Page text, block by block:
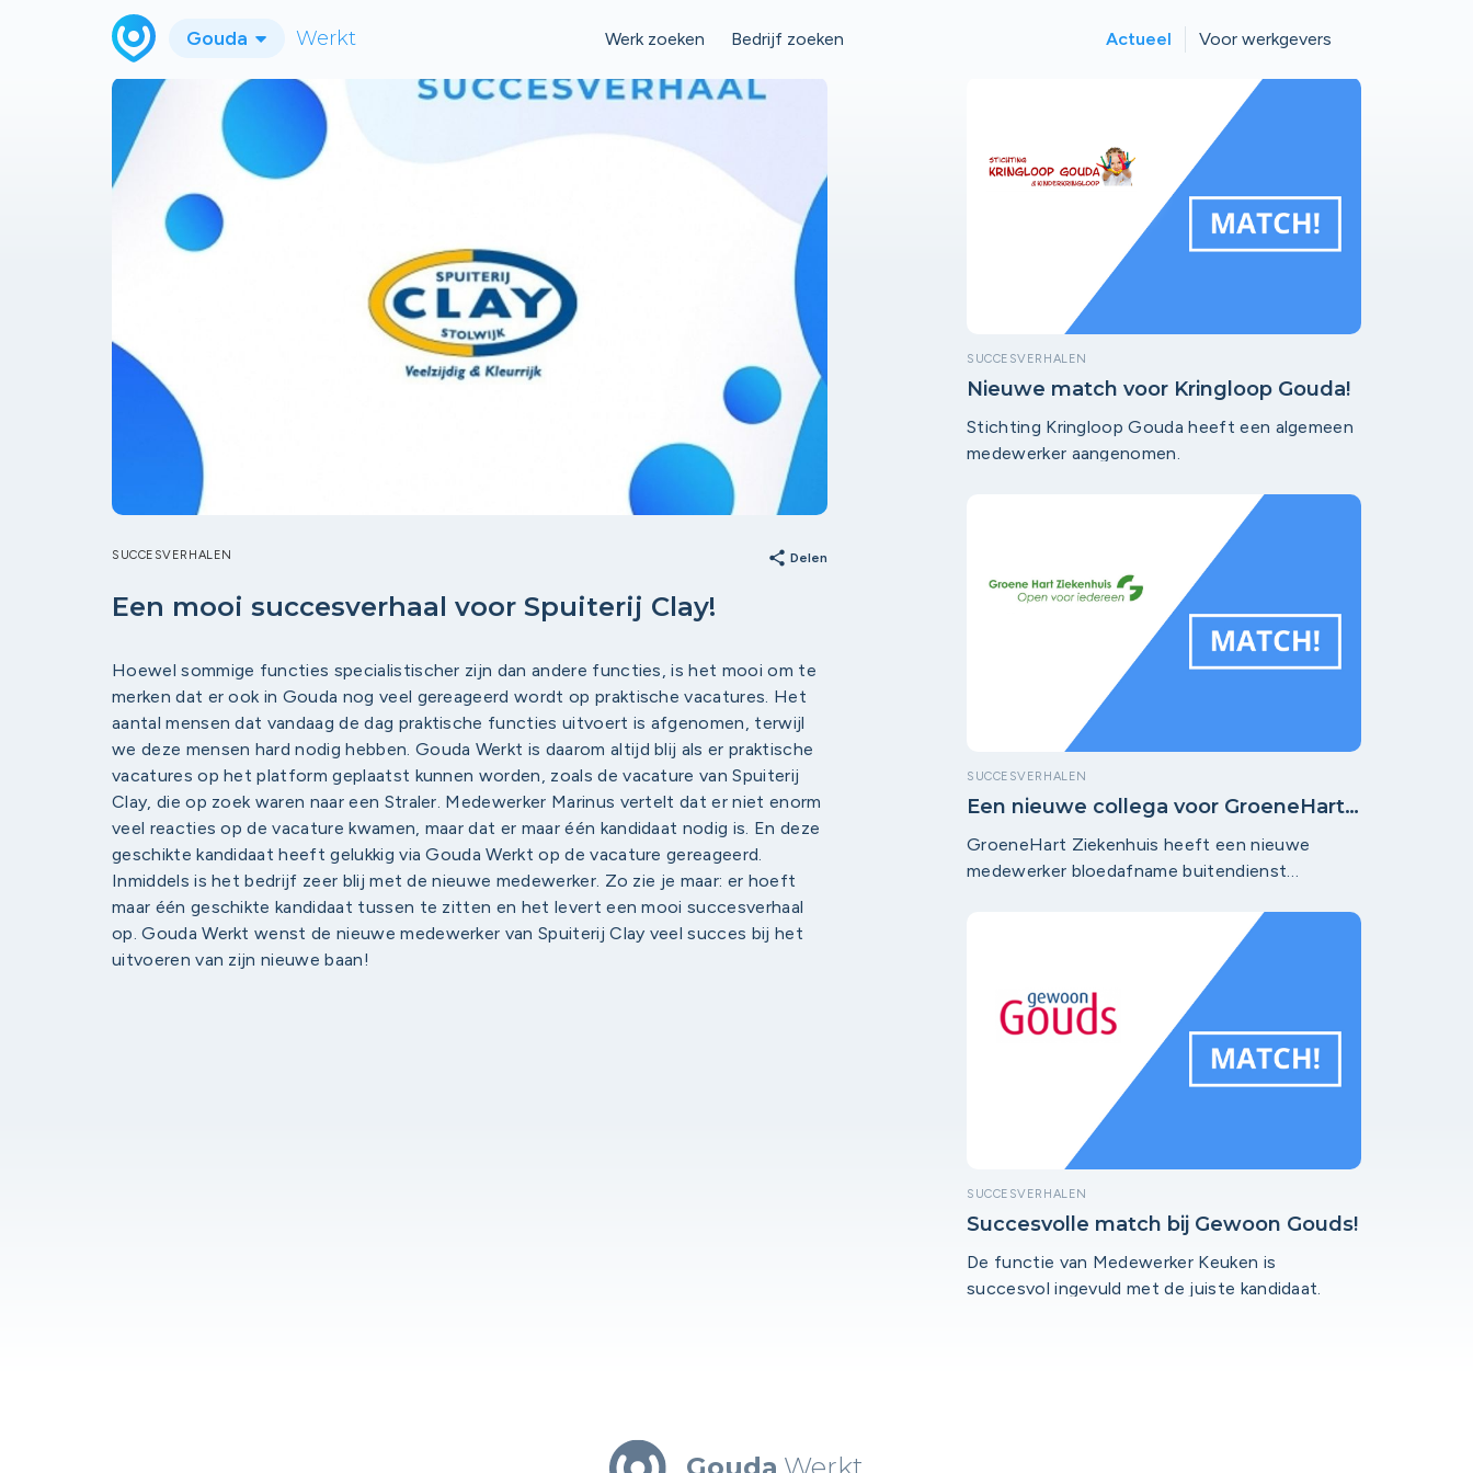
Gouda Werkt Werk zoeken Bedrijf zoeken Actueel Voor werkgevers
SUCCESVERHALEN share Delen
Een mooi succesverhaal voor Spuiterij Clay!
Hoewel sommige functies specialistischer zijn dan andere functies, is het mooi om te
merken dat er ook in Gouda nog veel gereageerd wordt op praktische vacatures. Het
aantal mensen dat vandaag de dag praktische functies uitvoert is afgenomen, terwijl
we deze mensen hard nodig hebben. Gouda Werkt is daarom altijd blij als er praktische
vacatures op het platform geplaatst kunnen worden, zoals de vacature van Spuiterij
Clay, die op zoek waren naar een Straler. Medewerker Marinus vertelt dat er niet enorm
veel reacties op de vacature kwamen, maar dat er maar één kandidaat nodig is. En deze
geschikte kandidaat heeft gelukkig via Gouda Werkt op de vacature gereageerd.
Inmiddels is het bedrijf zeer blij met de nieuwe medewerker. Zo zie je maar: er hoeft
maar één geschikte kandidaat tussen te zitten en het levert een mooi succesverhaal
op. Gouda Werkt wenst de nieuwe medewerker van Spuiterij Clay veel succes bij het
uitvoeren van zijn nieuwe baan!
SUCCESVERHALEN
Nieuwe match voor Kringloop Gouda!
Stichting Kringloop Gouda heeft een algemeen
medewerker aangenomen.
SUCCESVERHALEN
Een nieuwe collega voor GroeneHart
GroeneHart Ziekenhuis heeft een nieuwe
medewerker bloedafname buitendienst
SUCCESVERHALEN
Succesvolle match bij Gewoon Gouds!
De functie van Medewerker Keuken is
succesvol ingevuld met de juiste kandidaat.
Gouda Werkt